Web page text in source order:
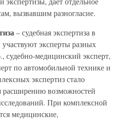
вызвавшим разногласие.
– судебная экспертиза в
участвуют эксперты разных
судебно-медицинский эксперт,
по автомобильной технике и
экспертиз стало
расширению возможностей
При комплексной
медицинские,